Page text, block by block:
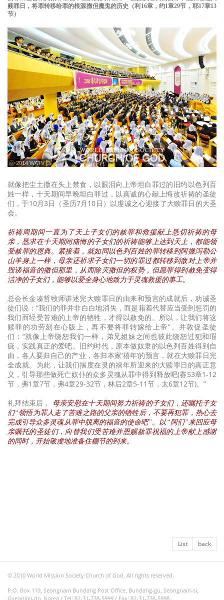
赎罪日，将罪转移给罪的根源撒但魔鬼的历史（利16章，约1章29节，耶17章13
节）
ⓒ 2014 WATV
就像把尘土撒在头上禁食，以眼泪向上帝坦白罪过的旧约以色列百
姓一样，十天期间早晚坦白罪过，以真诚的心献上悔改祈祷的圣徒
们，于10月3日（圣历7月10日）以虔诚之心迎接了大赎罪日的大圣
会。
祈祷周期间一直为了天上子女们的赦罪和救援献上恳切祈祷的母
亲，恳求在十天期间痛悔的子女们的祈祷能够上达到天上，都能领
受赦罪的恩典。紧接着，就如同以色列百姓的罪转移到阿撒泻勒公
山羊身上一样，母亲还祈求子女们一切的罪过都转移到敌对上帝并
毁谤福音的撒但那里，从而除灭撒但的权势，但愿罪得到赦免变得
洁净的子女们，能够以爱全身心地致力于灵魂救援的事工。
总会长金凑哲牧师讲述完大赎罪日的由来和预言的成就后，劝诫圣
徒们说：“我们的罪并非白白地消失，而是藉着代替应当受到惩罚的
我们而经受苦难的上帝的牺牲，才得以赦免的。所以，让我们将这
赎罪的功劳刻在心版上，再不要将罪转嫁给上帝”。并敦促圣徒
们：“就像上帝饶恕我们一样，弟兄姐妹之间也彼此饶恕过犯和瑕
疵，实践真正的爱吧。旧约时代，原本做奴隶的以色列百姓得到自
由，各人要归自己的产业，各归本家‘禧年’的预言，就在大赎罪日完
全成就。为此，让我们揣度在灵的禧年所迎来的大赎罪日的真正意
义，引导那些做死亡奴仆的众多灵魂从罪中得到释放吧(赛53章1-12
节，弗1章7节，弗4章29-32节，林后2章5-11节，太6章12节)。”
礼拜结束后，
母亲安慰在十天期间努力祈祷的子女们，还嘱托子女
们“领悟为罪人走了苦难之路的父亲的牺牲后，不要再犯罪，热心去
完成引导众多灵魂从罪中脱离的福音的使命吧”。以“阿们”来回应母
亲嘱托的圣徒们，向替我们受苦难并恩赐赦罪祝福的上帝献上感谢
的同时，开始敬虔地准备住棚节的到来。
List back
© 2010 World Mission Society Church of God. All rights reserved.
P.O. Box 119, Seongnam Bundang Post Office, Bundang-gu, Seongnam-si,
Gyeonggi-do, Korea / Tel: 82-31-738-5999 / Fax: 82-31-738-5998